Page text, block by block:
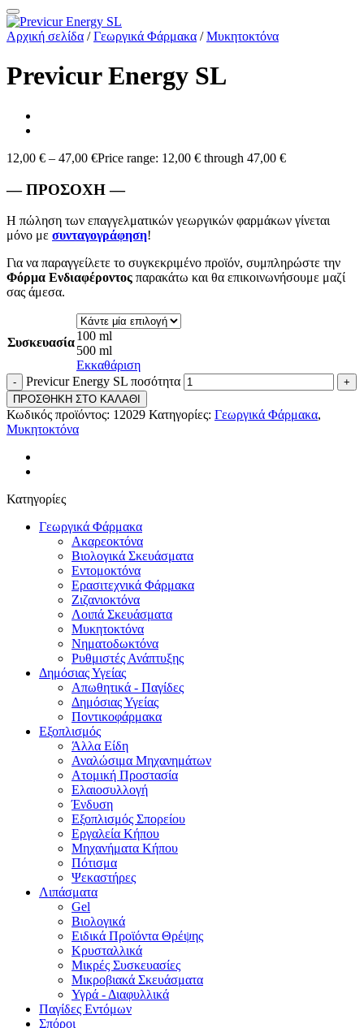
Αρχική σελίδα / Γεωργικά Φάρμακα / Μυκητοκτόνα
Previcur Energy SL
12,00 € – 47,00 €Price range: 12,00 € through 47,00 €
— ΠΡΟΣΟΧΗ —
Η πώληση των επαγγελματικών γεωργικών φαρμάκων γίνεται
μόνο με συνταγογράφηση!
Για να παραγγείλετε το συγκεκριμένο προϊόν, συμπληρώστε την
Φόρμα Ενδιαφέροντος παρακάτω και θα επικοινωνήσουμε μαζί
σας άμεσα.
Συσκευασία100 ml
500 ml
Εκκαθάριση
Previcur Energy SL ποσότητα
ΠΡΟΣΘΗΚΗ ΣΤΟ ΚΑΛΑΘΙ
Κωδικός προϊόντος: 12029 Κατηγορίες: Γεωργικά Φάρμακα,
Μυκητοκτόνα
Κατηγορίες
Γεωργικά Φάρμακα
Ακαρεοκτόνα
Βιολογικά Σκευάσματα
Εντομοκτόνα
Ερασιτεχνικά Φάρμακα
Ζιζανιοκτόνα
Λοιπά Σκευάσματα
Μυκητοκτόνα
Νηματοδωκτόνα
Ρυθμιστές Ανάπτυξης
Δημόσιας Υγείας
Απωθητικά - Παγίδες
Δημόσιας Υγείας
Ποντικοφάρμακα
Εξοπλισμός
Άλλα Είδη
Αναλώσιμα Μηχανημάτων
Ατομική Προστασία
Ελαιοσυλλογή
Ένδυση
Εξοπλισμός Σπορείου
Εργαλεία Κήπου
Μηχανήματα Κήπου
Πότισμα
Ψεκαστήρες
Λιπάσματα
Gel
Βιολογικά
Ειδικά Προϊόντα Θρέψης
Κρυσταλλικά
Μικρές Συσκευασίες
Μικροβιακά Σκευάσματα
Υγρά - Διαφυλλικά
Παγίδες Εντόμων
Σπόροι